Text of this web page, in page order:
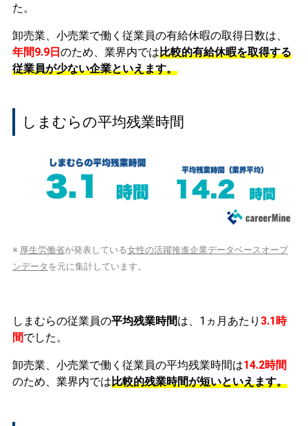
た。
卸売業、小売業で働く従業員の有給休暇の取得日数は、
年間9.9日のため、業界内では比較的有給休暇を取得する
従業員が少ない企業といえます。
しまむらの平均残業時間
※ 厚生労働省が発表している女性の活躍推進企業データベースオープ
ンデータ を元に集計しています。
しまむらの従業員の平均残業時間は、1ヵ月あたり 3.1時
間でした。
卸売業、小売業で働く従業員の平均残業時間は14.2時間
のため、業界内では比較的残業時間が短いといえます。